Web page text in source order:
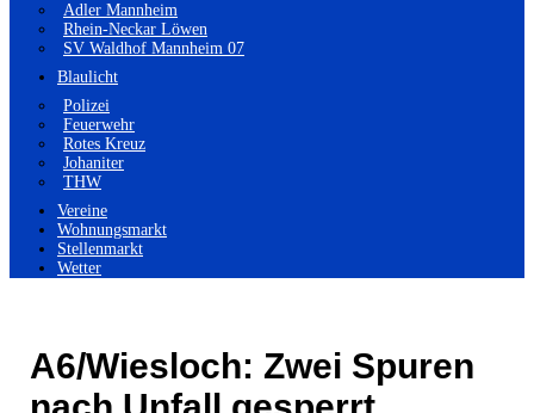
Adler Mannheim
Rhein-Neckar Löwen
SV Waldhof Mannheim 07
Blaulicht
Polizei
Feuerwehr
Rotes Kreuz
Johaniter
THW
Vereine
Wohnungsmarkt
Stellenmarkt
Wetter
A6/Wiesloch: Zwei Spuren